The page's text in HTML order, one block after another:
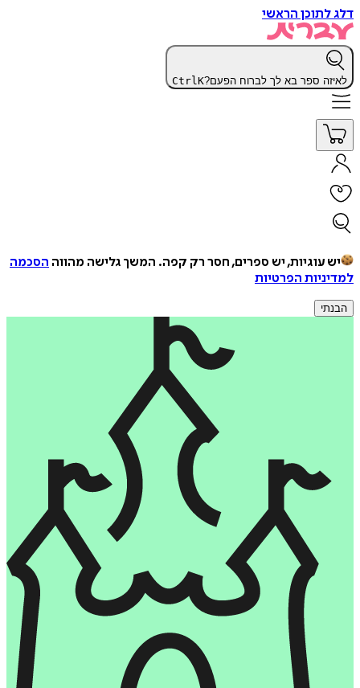
דלג לתוכן הראשי
לאיזה ספר בא לך לברוח הפעם? CtrlK
יש עוגיות, יש ספרים, חסר רק קפה. המשך גלישה מהווה הסכמה
למדיניות הפרטיות
הבנתי